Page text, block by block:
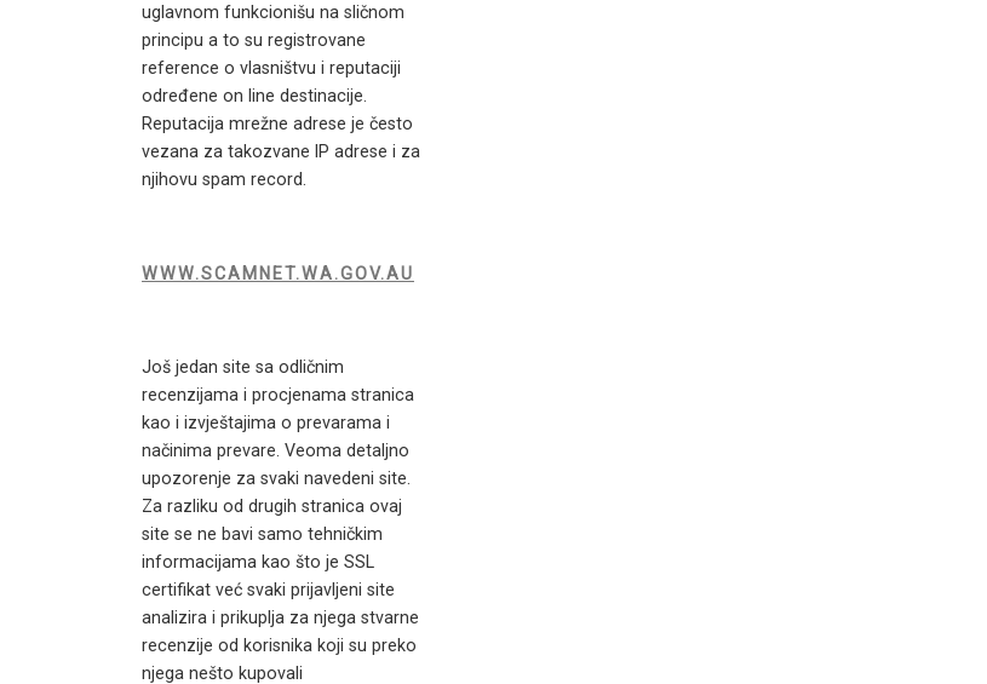
uglavnom funkcionišu na sličnom
principu a to su registrovane
reference o vlasništvu i reputaciji
određene on line destinacije.
Reputacija mrežne adrese je često
vezana za takozvane IP adrese i za
njihovu spam record.
WWW.SCAMNET.WA.GOV.AU
Još jedan site sa odličnim
recenzijama i procjenama stranica
kao i izvještajima o prevarama i
načinima prevare. Veoma detaljno
upozorenje za svaki navedeni site.
Za razliku od drugih stranica ovaj
site se ne bavi samo tehničkim
informacijama kao što je SSL
certifikat već svaki prijavljeni site
analizira i prikuplja za njega stvarne
recenzije od korisnika koji su preko
njega nešto kupovali